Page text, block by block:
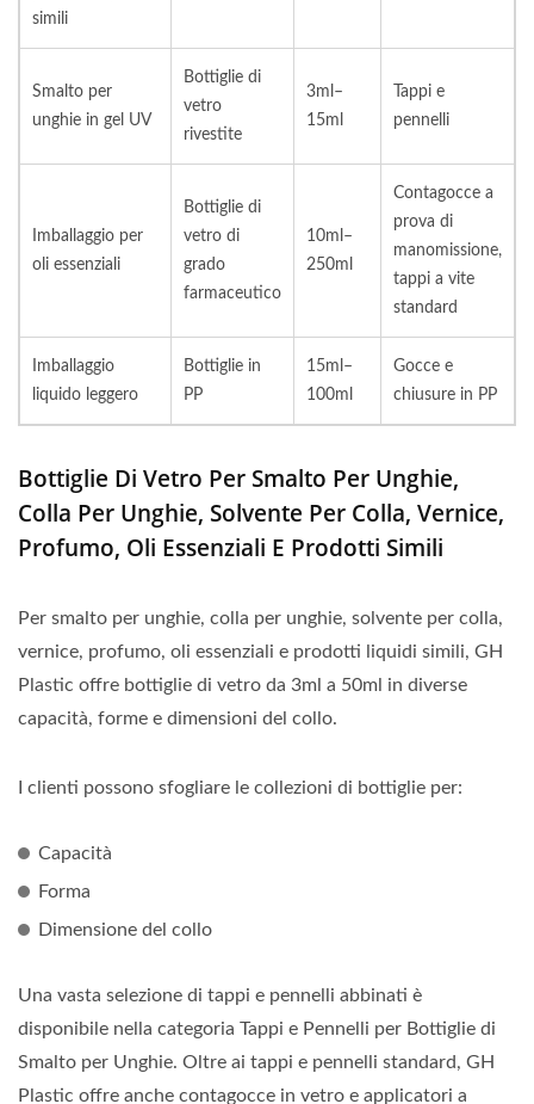
simili
Smalto per
unghie in gel UV
Bottiglie di
vetro
rivestite
3ml–
15ml
Tappi e
pennelli
Imballaggio per
oli essenziali
Bottiglie di
vetro di
grado
farmaceutico
10ml–
250ml
Contagocce a
prova di
manomissione,
tappi a vite
standard
Imballaggio
liquido leggero
Bottiglie in
PP
15ml–
100ml
Gocce e
chiusure in PP
Bottiglie Di Vetro Per Smalto Per Unghie,
Colla Per Unghie, Solvente Per Colla, Vernice,
Profumo, Oli Essenziali E Prodotti Simili
Per smalto per unghie, colla per unghie, solvente per colla,
vernice, profumo, oli essenziali e prodotti liquidi simili, GH
Plastic offre bottiglie di vetro da 3ml a 50ml in diverse
capacità, forme e dimensioni del collo.
I clienti possono sfogliare le collezioni di bottiglie per:
Capacità
Forma
Dimensione del collo
Una vasta selezione di tappi e pennelli abbinati è
disponibile nella categoria Tappi e Pennelli per Bottiglie di
Smalto per Unghie. Oltre ai tappi e pennelli standard, GH
Plastic offre anche contagocce in vetro e applicatori a